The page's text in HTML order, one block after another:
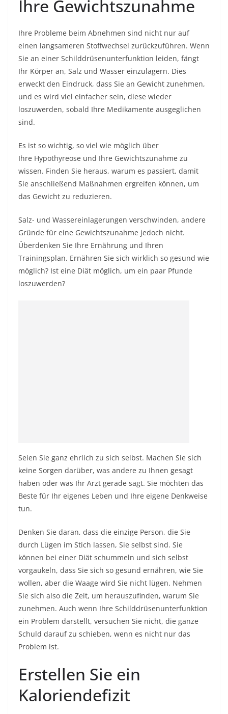
Ihre Gewichtszunahme
Ihre Probleme beim Abnehmen sind nicht nur auf
einen langsameren Stoffwechsel zurückzuführen. Wenn
Sie an einer Schilddrüsenunterfunktion leiden, fängt
Ihr Körper an, Salz und Wasser einzulagern. Dies
erweckt den Eindruck, dass Sie an Gewicht zunehmen,
und es wird viel einfacher sein, diese wieder
loszuwerden, sobald Ihre Medikamente ausgeglichen
sind.
Es ist so wichtig, so viel wie möglich über
Ihre Hypothyreose und Ihre Gewichtszunahme zu
wissen. Finden Sie heraus, warum es passiert, damit
Sie anschließend Maßnahmen ergreifen können, um
das Gewicht zu reduzieren.
Salz- und Wassereinlagerungen verschwinden, andere
Gründe für eine Gewichtszunahme jedoch nicht.
Überdenken Sie Ihre Ernährung und Ihren
Trainingsplan. Ernähren Sie sich wirklich so gesund wie
möglich? Ist eine Diät möglich, um ein paar Pfunde
loszuwerden?
Seien Sie ganz ehrlich zu sich selbst. Machen Sie sich
keine Sorgen darüber, was andere zu Ihnen gesagt
haben oder was Ihr Arzt gerade sagt. Sie möchten das
Beste für Ihr eigenes Leben und Ihre eigene Denkweise
tun.
Denken Sie daran, dass die einzige Person, die Sie
durch Lügen im Stich lassen, Sie selbst sind. Sie
können bei einer Diät schummeln und sich selbst
vorgaukeln, dass Sie sich so gesund ernähren, wie Sie
wollen, aber die Waage wird Sie nicht lügen. Nehmen
Sie sich also die Zeit, um herauszufinden, warum Sie
zunehmen. Auch wenn Ihre Schilddrüsenunterfunktion
ein Problem darstellt, versuchen Sie nicht, die ganze
Schuld darauf zu schieben, wenn es nicht nur das
Problem ist.
Erstellen Sie ein
Kaloriendefizit